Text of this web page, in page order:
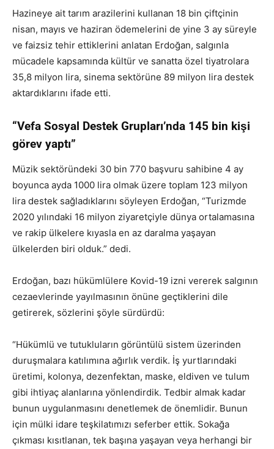
Hazineye ait tarım arazilerini kullanan 18 bin çiftçinin
nisan, mayıs ve haziran ödemelerini de yine 3 ay süreyle
ve faizsiz tehir ettiklerini anlatan Erdoğan, salgınla
mücadele kapsamında kültür ve sanatta özel tiyatrolara
35,8 milyon lira, sinema sektörüne 89 milyon lira destek
aktardıklarını ifade etti.
“Vefa Sosyal Destek Grupları’nda 145 bin kişi
görev yaptı”
Müzik sektöründeki 30 bin 770 başvuru sahibine 4 ay
boyunca ayda 1000 lira olmak üzere toplam 123 milyon
lira destek sağladıklarını söyleyen Erdoğan, “Turizmde
2020 yılındaki 16 milyon ziyaretçiyle dünya ortalamasına
ve rakip ülkelere kıyasla en az daralma yaşayan
ülkelerden biri olduk.” dedi.
Erdoğan, bazı hükümlülere Kovid-19 izni vererek salgının
cezaevlerinde yayılmasının önüne geçtiklerini dile
getirerek, sözlerini şöyle sürdürdü:
“Hükümlü ve tutukluların görüntülü sistem üzerinden
duruşmalara katılımına ağırlık verdik. İş yurtlarındaki
üretimi, kolonya, dezenfektan, maske, eldiven ve tulum
gibi ihtiyaç alanlarına yönlendirdik. Tedbir almak kadar
bunun uygulanmasını denetlemek de önemlidir. Bunun
için mülki idare teşkilatımızı seferber ettik. Sokağa
çıkması kısıtlanan, tek başına yaşayan veya herhangi bir